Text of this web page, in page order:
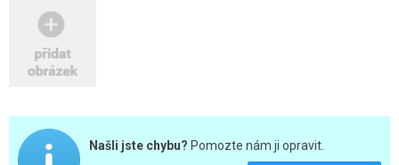
Našli jste chybu? Pomozte nám ji opravit.